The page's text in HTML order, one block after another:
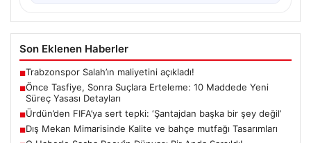
Son Eklenen Haberler
■Trabzonspor Salah’ın maliyetini açıkladı!
■Önce Tasfiye, Sonra Suçlara Erteleme: 10 Maddede Yeni
Süreç Yasası Detayları
■Ürdün’den FIFA’ya sert tepki: ‘Şantajdan başka bir şey değil’
■Dış Mekan Mimarisinde Kalite ve bahçe mutfağı Tasarımları